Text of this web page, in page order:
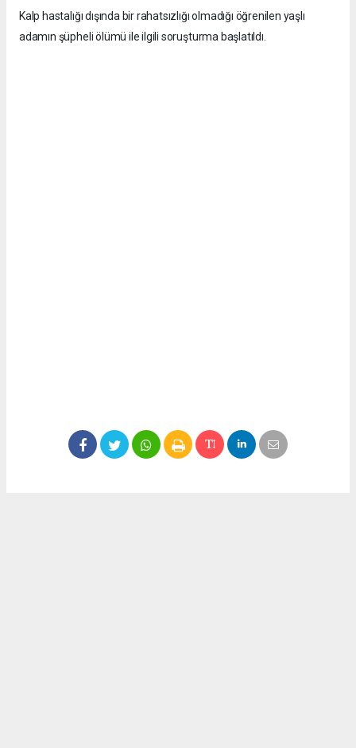
Kalp hastalığı dışında bir rahatsızlığı olmadığı öğrenilen yaşlı
adamın şüpheli ölümü ile ilgili soruşturma başlatıldı.